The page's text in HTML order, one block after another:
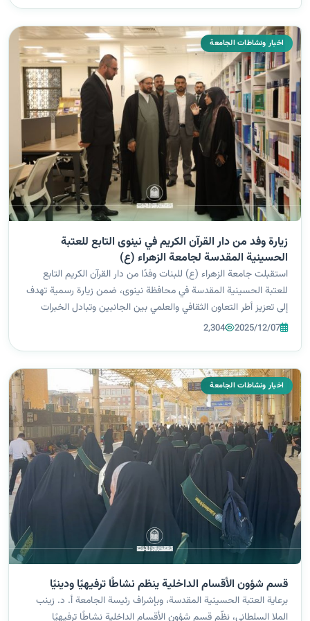
اخبار ونشاطات الجامعة
زيارة وفد من دار القرآن الكريم في نينوى التابع للعتبة
الحسينية المقدسة لجامعة الزهراء (ع)
استقبلت جامعة الزهراء (ع) للبنات وفدًا من دار القرآن الكريم التابع
للعتبة الحسينية المقدسة في محافظة نينوى، ضمن زيارة رسمية تهدف
إلى تعزيز أطر التعاون الثقافي والعلمي بين الجانبين وتبادل الخبرات
المعرفية. واطلع الوفد خلال جولته على المكتبة المركزية للجامعة وما...
2025/12/07
2,304
اخبار ونشاطات الجامعة
قسم شؤون الأقسام الداخلية ينظم نشاطًا ترفيهيًا ودينيًا
برعاية العتبة الحسينية المقدسة، وبإشراف رئيسة الجامعة أ. د. زينب
الملا السلطاني، نظّم قسم شؤون الأقسام الداخلية نشاطًا ترفيهيًا